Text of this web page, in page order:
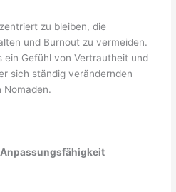
zu bleiben, die
und Burnout zu vermeiden.
Gefühl von Vertrautheit und
sich ständig verändernden
Nomaden.